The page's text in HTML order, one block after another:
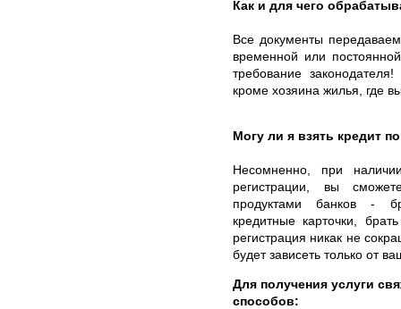
Как и для чего
Все документы
временной или
требование
кроме хозяина жилья, где
Могу ли я взять кредит
Несомненно, при
регистрации, вы
продуктами банков -
кредитные карточки,
регистрация никак не
будет зависеть только от
Для получения услуги
способов: